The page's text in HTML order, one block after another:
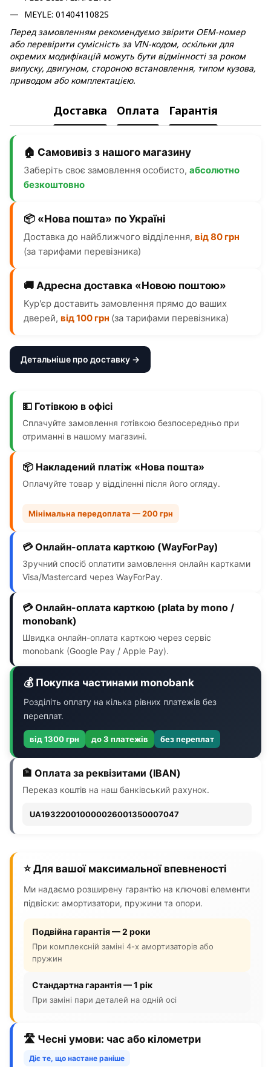
MEYLE: 0140411082S
Перед замовленням рекомендуємо звірити OEM-номер
або перевірити сумісність за VIN-кодом, оскільки для
окремих модифікацій можуть бути відмінності за роком
випуску, двигуном, стороною встановлення, типом кузова,
приводом або комплектацією.
Доставка Оплата Гарантія
🏠 Самовивіз з нашого магазину
Заберіть своє замовлення особисто, абсолютно
безкоштовно
📦 «Нова пошта» по Україні
Доставка до найближчого відділення, від 80 грн
(за тарифами перевізника)
🚚 Адресна доставка «Новою поштою»
Кур'єр доставить замовлення прямо до ваших
дверей, від 100 грн (за тарифами перевізника)
Детальніше про доставку →
💵 Готівкою в офісі
Сплачуйте замовлення готівкою безпосередньо при
отриманні в нашому магазині.
📦 Накладений платіж «Нова пошта»
Оплачуйте товар у відділенні після його огляду.
Мінімальна передоплата — 200 грн
💳 Онлайн-оплата карткою (WayForPay)
Зручний спосіб оплатити замовлення онлайн картками
Visa/Mastercard через WayForPay.
💳 Онлайн-оплата карткою (plata by mono /
monobank)
Швидка онлайн-оплата карткою через сервіс
monobank (Google Pay / Apple Pay).
💰 Покупка частинами monobank
Розділіть оплату на кілька рівних платежів без
переплат.
від 1300 грн до 3 платежів без переплат
🏦 Оплата за реквізитами (IBAN)
Переказ коштів на наш банківський рахунок.
UA193220010000026001350007047
⭐ Для вашої максимальної впевненості
Ми надаємо розширену гарантію на ключові елементи
підвіски: амортизатори, пружини та опори.
Подвійна гарантія — 2 роки
При комплексній заміні 4-х амортизаторів або
пружин
Стандартна гарантія — 1 рік
При заміні пари деталей на одній осі
🛣️ Чесні умови: час або кілометри
Діє те, що настане раніше